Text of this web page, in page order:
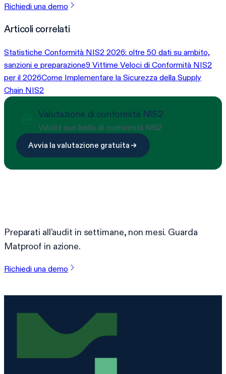
Richiedi una demo
Articoli correlati
Statistiche Conformità NIS2 2026: oltre 50 dati su ambito,
sanzioni e preparazione9 Vittime Veloci di Conformità NIS2
per il 2026Come Implementare la Sicurezza della Supply
Chain NIS2
Valutazione di conformità NIS2
Valuti il suo livello di conformità NIS2
Avvia la valutazione gratuita
Preparati all’audit in settimane, non mesi. Guarda
Matproof in azione.
Richiedi una demo